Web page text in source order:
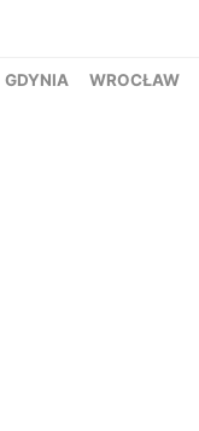
GDYNIA WROCŁAW